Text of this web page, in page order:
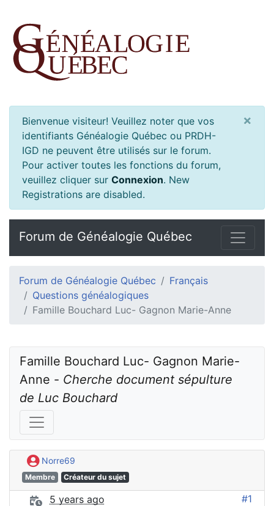
Bienvenue visiteur! Veuillez noter que vos
identifiants Généalogie Québec ou PRDH-
IGD ne peuvent être utilisés sur le forum.
Pour activer toutes les fonctions du forum,
veuillez cliquer sur Connexion. New
Registrations are disabled.
×
Forum de Généalogie Québec
Forum de Généalogie Québec
Français
Questions généalogiques
Famille Bouchard Luc- Gagnon Marie-Anne
Famille Bouchard Luc- Gagnon Marie-
Anne - Cherche document sépulture
de Luc Bouchard
Norre69
Membre Créateur du sujet
5 years ago #1